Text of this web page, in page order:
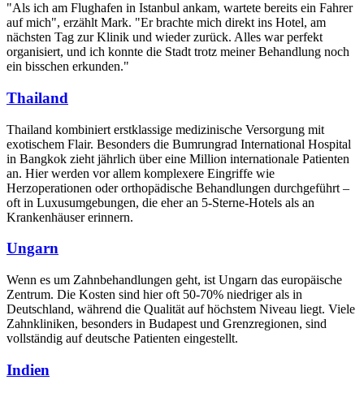
"Als ich am Flughafen in Istanbul ankam, wartete bereits ein Fahrer
auf mich", erzählt Mark. "Er brachte mich direkt ins Hotel, am
nächsten Tag zur Klinik und wieder zurück. Alles war perfekt
organisiert, und ich konnte die Stadt trotz meiner Behandlung noch
ein bisschen erkunden."
Thailand
Thailand kombiniert erstklassige medizinische Versorgung mit
exotischem Flair. Besonders die Bumrungrad International Hospital
in Bangkok zieht jährlich über eine Million internationale Patienten
an. Hier werden vor allem komplexere Eingriffe wie
Herzoperationen oder orthopädische Behandlungen durchgeführt –
oft in Luxusumgebungen, die eher an 5-Sterne-Hotels als an
Krankenhäuser erinnern.
Ungarn
Wenn es um Zahnbehandlungen geht, ist Ungarn das europäische
Zentrum. Die Kosten sind hier oft 50-70% niedriger als in
Deutschland, während die Qualität auf höchstem Niveau liegt. Viele
Zahnkliniken, besonders in Budapest und Grenzregionen, sind
vollständig auf deutsche Patienten eingestellt.
Indien